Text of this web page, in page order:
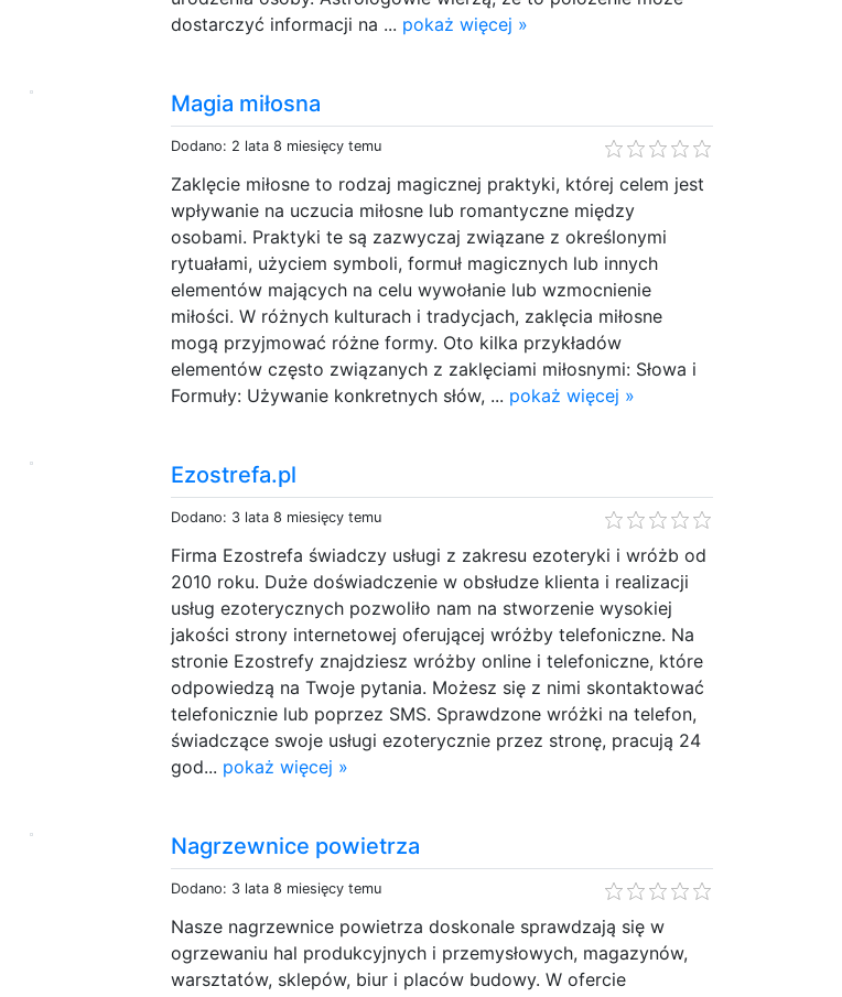
dostarczyć informacji na ... pokaż więcej »
Magia miłosna
Dodano: 2 lata 8 miesięcy temu
Zaklęcie miłosne to rodzaj magicznej praktyki, której celem jest
wpływanie na uczucia miłosne lub romantyczne między
osobami. Praktyki te są zazwyczaj związane z określonymi
rytuałami, użyciem symboli, formuł magicznych lub innych
elementów mających na celu wywołanie lub wzmocnienie
miłości. W różnych kulturach i tradycjach, zaklęcia miłosne
mogą przyjmować różne formy. Oto kilka przykładów
elementów często związanych z zaklęciami miłosnymi: Słowa i
Formuły: Używanie konkretnych słów, ... pokaż więcej »
Ezostrefa.pl
Dodano: 3 lata 8 miesięcy temu
Firma Ezostrefa świadczy usługi z zakresu ezoteryki i wróżb od
2010 roku. Duże doświadczenie w obsłudze klienta i realizacji
usług ezoterycznych pozwoliło nam na stworzenie wysokiej
jakości strony internetowej oferującej wróżby telefoniczne. Na
stronie Ezostrefy znajdziesz wróżby online i telefoniczne, które
odpowiedzą na Twoje pytania. Możesz się z nimi skontaktować
telefonicznie lub poprzez SMS. Sprawdzone wróżki na telefon,
świadczące swoje usługi ezoterycznie przez stronę, pracują 24
god... pokaż więcej »
Nagrzewnice powietrza
Dodano: 3 lata 8 miesięcy temu
Nasze nagrzewnice powietrza doskonale sprawdzają się w
ogrzewaniu hal produkcyjnych i przemysłowych, magazynów,
warsztatów, sklepów, biur i placów budowy. W ofercie